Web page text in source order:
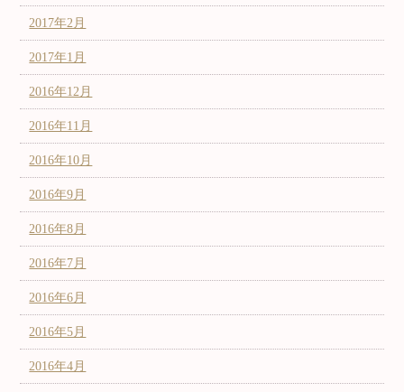
2017年2月
2017年1月
2016年12月
2016年11月
2016年10月
2016年9月
2016年8月
2016年7月
2016年6月
2016年5月
2016年4月